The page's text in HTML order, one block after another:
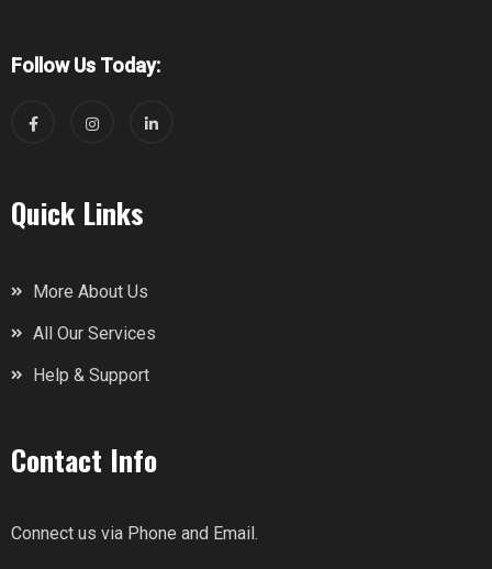
Follow Us Today:
Quick Links
More About Us
All Our Services
Help & Support
Contact Info
Connect us via Phone and Email.